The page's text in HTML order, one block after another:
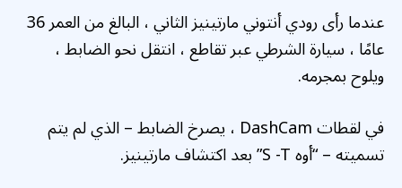
عندما رأى رودي أنتوني مارتينيز الثاني ، البالغ من العمر 36
عامًا ، سيارة الشرطي عبر تقاطع ، انتقل نحو الضابط ،
ويلوح بمجرمه.
في لقطات DashCam ، يصرخ الضابط – الذي لم يتم
تسميته – “أوه S -T” بعد اكتشاف مارتينيز.